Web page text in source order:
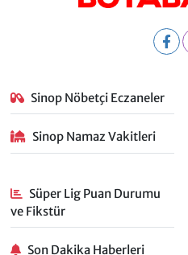
Sinop Nöbetçi Eczaneler
Sinop Namaz Vakitleri
Süper Lig Puan Durumu
ve Fikstür
Son Dakika Haberleri